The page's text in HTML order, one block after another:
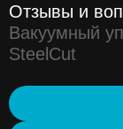
Отзывы и
Вакуумный
SteelCut